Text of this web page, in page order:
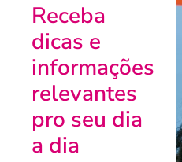
Receba
dicas e
informações
relevantes
pro seu dia
a dia